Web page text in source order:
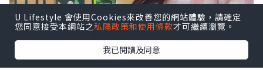
U Lifestyle 會使用Cookies來改善您的網站體驗，請確定
您同意接受本網站之私隱政策和使用條款才可繼續瀏覽。
我已閱讀及同意